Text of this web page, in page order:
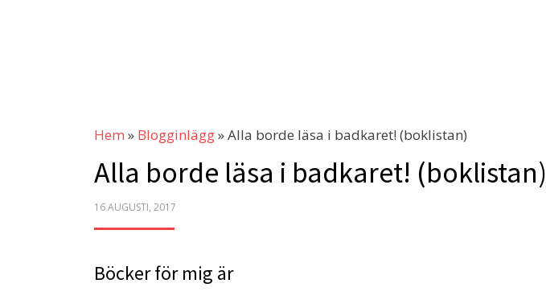
Hem » Blogginlägg»Alla borde läsa i badkaret! (boklistan)
Alla borde läsa i badkaret! (boklistan)
POSTED
16 AUGUSTI, 2017
Böcker för mig är